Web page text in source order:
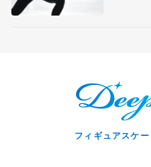
フィギュアスケ